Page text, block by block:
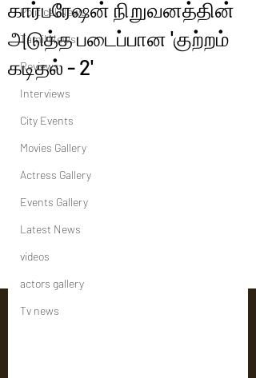
Political News
Tamil News
Reviews
Interviews
City Events
Movies Gallery
Actress Gallery
Events Gallery
Latest News
videos
actors gallery
Tv news
கார்பரேஷன் நிறுவனத்தின்
அடுத்த படைப்பான 'குற்றம்
கடிதல் - 2'